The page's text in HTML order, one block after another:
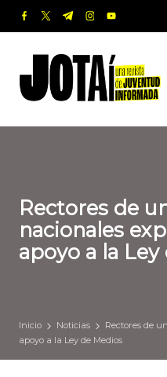
Saltar
contenido
facebook.com
twitter.com
t.me instagram.com
youtube.com
o
t
revista
de
Informada
Rectores de
nacionales
apoyo a la
Inicio Noticias
Rectores de
apoyo a la Ley de Medios